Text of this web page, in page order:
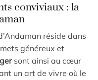
conviviaux : la
réside dans
généreux et
sont ainsi au cœur
un art de vivre où le